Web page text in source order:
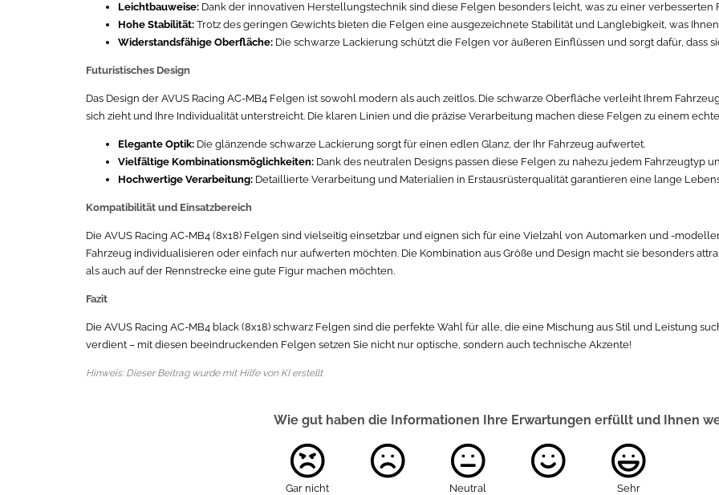
Leichtbauweise: Dank der innovativen Herstellungstechnik sind diese Felgen besonders leicht, was zu einer verbesserten
Hohe Stabilität: Trotz des geringen Gewichts bieten die Felgen eine ausgezeichnete Stabilität und Langlebigkeit, was
Widerstandsfähige Oberfläche: Die schwarze Lackierung schützt die Felgen vor äußeren Einflüssen und sorgt dafür,
Futuristisches Design
Das Design der AVUS Racing AC-MB4 Felgen ist sowohl modern als auch zeitlos. Die schwarze Oberfläche verleiht Ihrem
sich zieht und Ihre Individualität unterstreicht. Die klaren Linien und die präzise Verarbeitung machen diese Felgen zu einem
Elegante Optik: Die glänzende schwarze Lackierung sorgt für einen edlen Glanz, der Ihr Fahrzeug aufwertet.
Vielfältige Kombinationsmöglichkeiten: Dank des neutralen Designs passen diese Felgen zu nahezu jedem Fahrzeugtyp
Hochwertige Verarbeitung: Detaillierte Verarbeitung und Materialien in Erstausrüsterqualität garantieren eine lange
Kompatibilität und Einsatzbereich
Die AVUS Racing AC-MB4 (8x18) Felgen sind vielseitig einsetzbar und eignen sich für eine Vielzahl von Automarken und -
Fahrzeug individualisieren oder einfach nur aufwerten möchten. Die Kombination aus Größe und Design macht sie besonders
als auch auf der Rennstrecke eine gute Figur machen möchten.
Fazit
Die AVUS Racing AC-MB4 black (8x18) schwarz Felgen sind die perfekte Wahl für alle, die eine Mischung aus Stil und Leistung
verdient – mit diesen beeindruckenden Felgen setzen Sie nicht nur optische, sondern auch technische Akzente!
Hinweis: Dieser Beitrag wurde mit Hilfe von KI erstellt
Wie gut haben die Informationen Ihre Erwartungen erfüllt und Ihnen
Gar nicht Neutral Sehr